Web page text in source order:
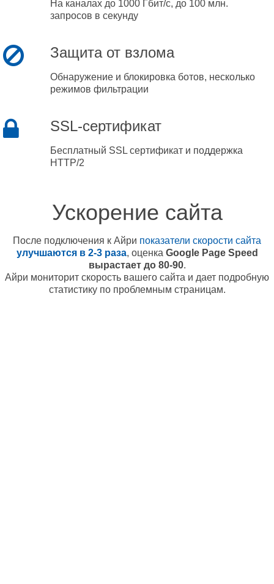
На каналах до 1000 Гбит/с, до 100 млн.
запросов в секунду
Защита от взлома
Обнаружение и блокировка ботов, несколько
режимов фильтрации
SSL-сертификат
Бесплатный SSL сертификат и поддержка
HTTP/2
Ускорение сайта
После подключения к Айри показатели скорости сайта
улучшаются в 2-3 раза, оценка Google Page Speed
вырастает до 80-90.
Айри мониторит скорость вашего сайта и дает подробную
статистику по проблемным страницам.